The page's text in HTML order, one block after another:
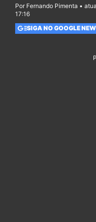
Por Fernando Pimenta •
17:16
SIGA NO GOOGLE